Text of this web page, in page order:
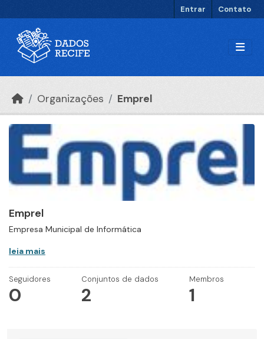
Entrar Contato
Organizações Emprel
Emprel
Empresa Municipal de Informática
leia mais
Seguidores
0
Conjuntos de dados
2
Membros
1